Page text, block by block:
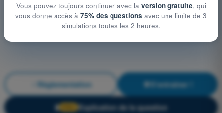
Règlementation S'entraîner !
🔒 Explication de la question
Vous pouvez toujours continuer avec la version gratuite, qui
vous donne accès à 75% des questions avec une limite de 3
simulations toutes les 2 heures.